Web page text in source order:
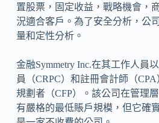
置股票，固定收益，戰略機會，
況適合客戶。為了安全分析，公
量和定性分析。
金融Symmetry Inc.在其工作人員
員（CRPC）和註冊會計師（
規劃者（CFP）。該公司在管理
有嚴格的最低賬戶規模，但它確